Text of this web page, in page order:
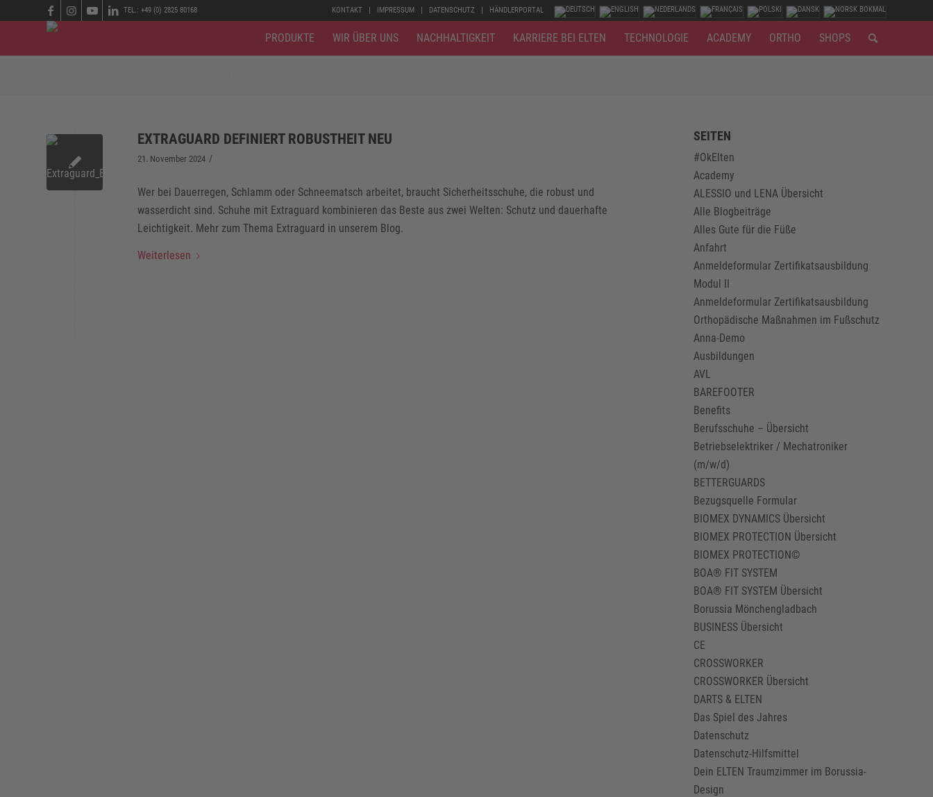
KONTAKT IMPRESSUM DATENSCHUTZ HÄNDLERPORTAL
TEL.: +49 (0) 2825 80168
PRODUKTE WIR ÜBER UNS NACHHALTIGKEIT KARRIERE BEI ELTEN TECHNOLOGIE ACADEMY ORTHO SHOPS
EXTRAGUARD DEFINIERT ROBUSTHEIT NEU
21. November 2024 /
Wer bei Dauerregen, Schlamm oder Schneematsch arbeitet, braucht Sicherheitsschuhe, die robust und
wasserdicht sind. Schuhe mit Extraguard kombinieren das Beste aus zwei Welten: Schutz und dauerhafte
Leichtigkeit. Mehr zum Thema Extraguard in unserem Blog.
Weiterlesen
SEITEN
#OkElten
Academy
ALESSIO und LENA Übersicht
Alle Blogbeiträge
Alles Gute für die Füße
Anfahrt
Anmeldeformular Zertifikatsausbildung
Modul II
Anmeldeformular Zertifikatsausbildung
Orthopädische Maßnahmen im Fußschutz
Anna-Demo
Ausbildungen
AVL
BAREFOOTER
Benefits
Berufsschuhe – Übersicht
Betriebselektriker / Mechatroniker
(m/w/d)
BETTERGUARDS
Bezugsquelle Formular
BIOMEX DYNAMICS Übersicht
BIOMEX PROTECTION Übersicht
BIOMEX PROTECTION©
BOA® FIT SYSTEM
BOA® FIT SYSTEM Übersicht
Borussia Mönchengladbach
BUSINESS Übersicht
CE
CROSSWORKER
CROSSWORKER Übersicht
DARTS & ELTEN
Das Spiel des Jahres
Datenschutz
Datenschutz-Hilfsmittel
Dein ELTEN Traumzimmer im Borussia-
Design